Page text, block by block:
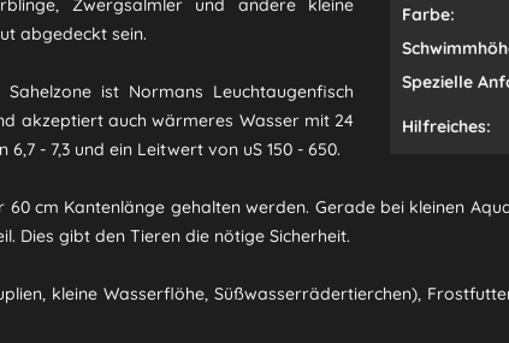
Farbe:
Spezielle
Hilfreiches:
Zwergsalmler und andere kleine
abgedeckt sein.
ist Normans Leuchtaugenfisch
akzeptiert auch wärmeres Wasser mit 24
- 7,3 und ein Leitwert von uS 150 - 650.
cm Kantenlänge gehalten werden. Gerade bei kleinen
Dies gibt den Tieren die nötige Sicherheit.
kleine Wasserflöhe, Süßwasserrädertierchen),